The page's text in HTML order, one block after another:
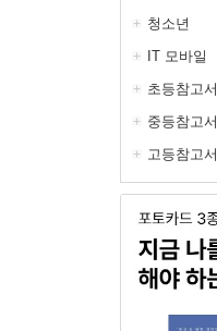
청소년
IT 모바일
초등참고서
중등참고서
고등참고서